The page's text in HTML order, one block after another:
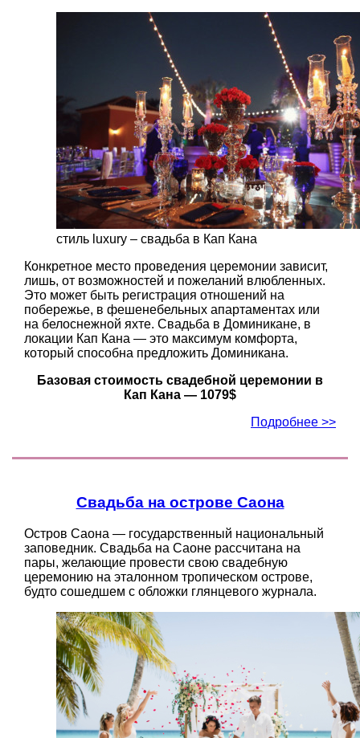
стиль luxury – свадьба в Кап Кана
Конкретное место проведения церемонии зависит,
лишь, от возможностей и пожеланий влюбленных.
Это может быть регистрация отношений на
побережье, в фешенебельных апартаментах или
на белоснежной яхте. Свадьба в Доминикане, в
локации Кап Кана — это максимум комфорта,
который способна предложить Доминикана.
Базовая стоимость свадебной церемонии в
Кап Кана — 1079$
Подробнее >>
Свадьба на острове Саона
Остров Саона — государственный национальный
заповедник. Свадьба на Саоне рассчитана на
пары, желающие провести свою свадебную
церемонию на эталонном тропическом острове,
будто сошедшем с обложки глянцевого журнала.